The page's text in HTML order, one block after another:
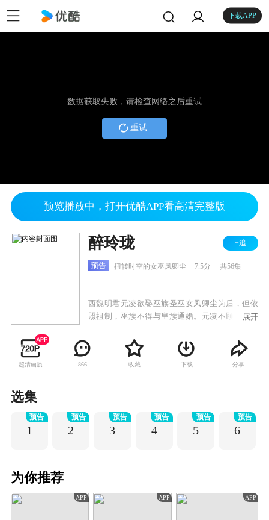
下载APP
数据获取失败，请检查网络之后重试
重试
预览播放中，打开优酷APP看高清完整版
醉玲珑 +追
预告 扭转时空的女巫凤卿尘 7.5分 共56集
西魏明君元凌欲娶巫族圣巫女凤卿尘为后，但依
照祖制，巫族不得与皇族通婚。元凌不顾天下人
被巫族驱逐，七皇子元湛发动兵变。眼见元凌因
为自己而被逼至生死边缘，凤卿尘发动巫族禁术
九转玲珑阵，打破现实重构了一个新的世界。来
们再度相遇，凤卿尘却不得不隐藏自己对元凌的
深情，暗中守护并辅助元凌。相守相知却不敢相
展开
超清画质 866 收藏 下载 分享
选集
1
预告
2
预告
3
预告
4
预告
5
预告
6
预告
为你推荐
APP APP APP